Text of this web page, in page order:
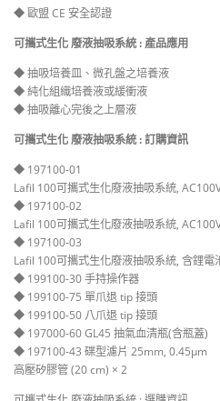
◆ 歐盟 CE 安全認證
可攜式生化 廢液抽吸系統 : 產品應用
◆ 抽吸培養皿、微孔盤之培養液
◆ 純化組織培養液或緩衝液
◆ 抽吸離心完後之上層液
可攜式生化 廢液抽吸系統 : 訂購資訊
◆ 197100-01
Lafil 100可攜式生化廢液抽吸系統,
◆ 197100-02
Lafil 100可攜式生化廢液抽吸系統,
◆ 197100-03
Lafil 100可攜式生化廢液抽吸系統, 含鋰電
◆ 199100-30 手持操作器
◆ 199100-75 單爪退 tip 接頭
◆ 199100-50 八爪退 tip 接頭
◆ 197000-60 GL45 抽氣血清瓶(含瓶蓋)
◆ 197100-43 碟型濾片 25mm, 0.45μm
高壓矽膠管 (20 cm) × 2